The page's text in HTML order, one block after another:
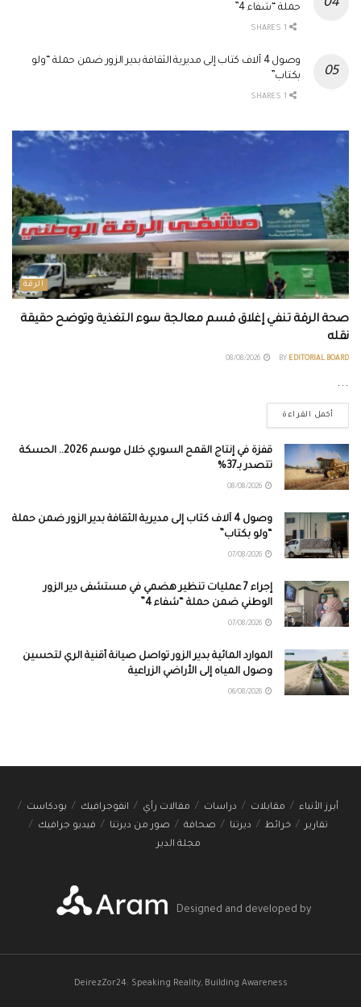
حملة “شفاء 4”
وصول 4 آلاف كتاب إلى مديرية الثقافة بدير الزور ضمن حملة “ولو
بكتاب”
الرقة
صحة الرقة تنفي إغلاق قسم معالجة سوء التغذية وتوضح حقيقة
نقله
BY EDITORIAL BOARD
...
أكمل القراءة
قفزة في إنتاج القمح السوري خلال موسم 2026.. الحسكة
تتصدر بـ37%
وصول 4 آلاف كتاب إلى مديرية الثقافة بدير الزور ضمن حملة
“ولو بكتاب”
إجراء 7 عمليات تنظير هضمي في مستشفى دير الزور
الوطني ضمن حملة “شفاء 4”
الموارد المائية بدير الزور تواصل صيانة أقنية الري لتحسين
وصول المياه إلى الأراضي الزراعية
أبرز الأنباء مقابلات دراسات مقالات رأي انفوجرافيك
بودكاست
تقارير
خرائط ديرتنا صحافة صور من ديرتنا
فيديو جرافيك
مجلة الدير
Designed and developed by
DeirezZor24: Speaking Reality, Building Awareness